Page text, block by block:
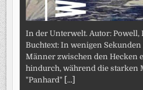
In der Unterwelt. Autor: Powell,
Buchtext: In wenigen
Männer zwischen den Hecken
hindurch, während die starken
"Panhard" [...]